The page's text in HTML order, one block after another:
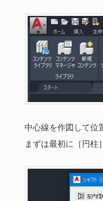
中心線を作図して位
まずは最初に［円柱